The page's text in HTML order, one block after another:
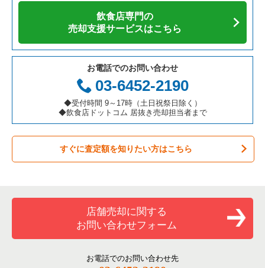
カフェの居抜き売却物件の案件一覧
テイクアウトの居抜き売却物件の案件一覧
お弁当・惣菜・デリの居抜き売却物件の案件一覧
カラオケ・パブ・スナックの居抜き売却物件の案件一覧
バーの居抜き売却物件の案件一覧
居酒屋・ダイニングバーの居抜き売却物件の案件一覧
洋食の居抜き売却物件の案件一覧
その他の居抜き売却物件の案件一覧
愛知県の飲食店の居抜き売却物件の案件一覧
岐阜県の飲食店の居抜き売却物件の案件一覧
三重県の飲食店の居抜き売却物件の案件一覧
千代田区の飲食店の居抜き売却物件の案件一覧
港区の飲食店の居抜き売却物件の案件一覧
足立区の飲食店の居抜き売却物件の案件一覧
板橋区の飲食店の居抜き売却物件の案件一覧
台東区の飲食店の居抜き売却物件の案件一覧
練馬区の飲食店の居抜き売却物件の案件一覧
北区の飲食店の居抜き売却物件の案件一覧
江戸川区の飲食店の居抜き売却物件の案件一覧
東京23区の焼肉の居抜き売却物件の案件一覧
東京23区の鉄板焼き・お好み焼の居抜き売却物件の案件一覧
東京23区のアジア料理の居抜き売却物件の案件一覧
東京23区のカフェの居抜き売却物件の案件一覧
東京23区のテイクアウトの居抜き売却物件の案件一覧
東京23区のお弁当・惣菜・デリの居抜き売却物件の案件一覧
東京23区のバーの居抜き売却物件の案件一覧
東京23区の居酒屋・ダイニングバーの居抜き売却物件の案件一
杉並区の鉄板焼き・お好み焼の居抜き売却物件の案件一覧
杉並区のアジア料理の居抜き売却物件の案件一覧
杉並区のカフェの居抜き売却物件の案件一覧
杉並区のテイクアウトの居抜き売却物件の案件一覧
杉並区のお弁当・惣菜・デリの居抜き売却物件の案件一覧
杉並区のカラオケ・パブ・スナックの居抜き売却物件の案件一
覧
杉並区の居酒屋・ダイニングバーの居抜き売却物件の案件一覧
杉並区の専門料理の居抜き売却物件の案件一覧
杉並区の和食の居抜き売却物件の案件一覧
飲食店専門の
売却支援サービスはこちら
お電話でのお問い合わせ
03-6452-2190
◆受付時間 9～17時（土日祝祭日除く）
◆飲食店ドットコム 居抜き売却担当者まで
すぐに査定額を知りたい方はこちら
店舗売却に関する
お問い合わせフォーム
お電話でのお問い合わせ先